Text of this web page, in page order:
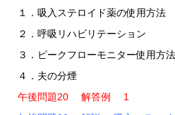
１．吸入ステロイド薬の使用方法
２．呼吸リハビリテーション
３．ピークフローモニター使用方法
４．夫の分煙
午後問題20 解答例 1